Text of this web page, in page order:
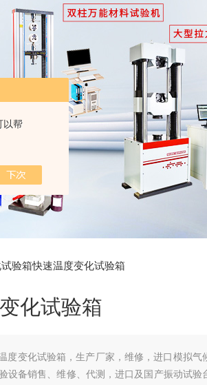
以帮
验箱快速温度变化试验箱
化试验箱
度变化试验箱，生产厂家，维修，进口模拟
设备销售、维修、代测，进口及国产振动试